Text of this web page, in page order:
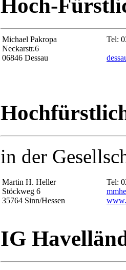
Hoch-
Michael Pakropa
Neckarstr.6
06846 Dessau
Tel:
in der
Martin H. Heller
Stöckweg 6
35764 Sinn/Hessen
Tel:
IG